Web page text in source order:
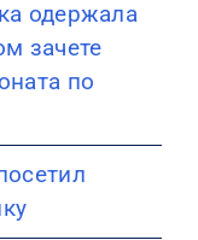
одержала
зачете
по